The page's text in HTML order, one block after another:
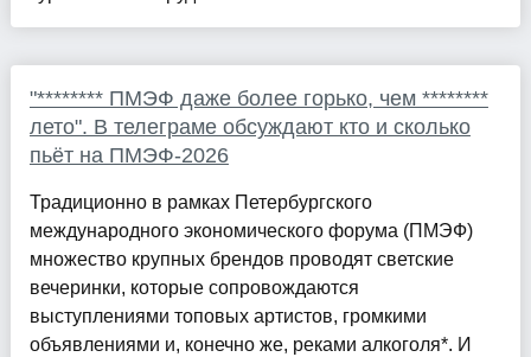
"******** ПМЭФ даже более горько, чем ********
лето". В телеграме обсуждают кто и сколько
пьёт на ПМЭФ-2026
Традиционно в рамках Петербургского
международного экономического форума (ПМЭФ)
множество крупных брендов проводят светские
вечеринки, которые сопровождаются
выступлениями топовых артистов, громкими
объявлениями и, конечно же, реками алкоголя*. И